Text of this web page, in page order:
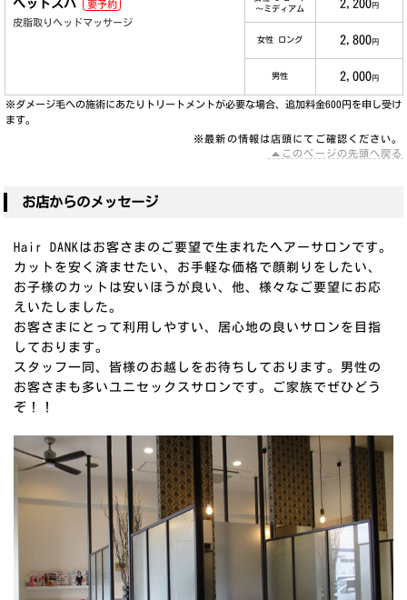
ヘッドスパ 要予約
皮脂取りヘッドマッサージ
～ミディアム
2,200円
女性 ロング 2,800円
男性 2,000円
※ダメージ毛への施術にあたりトリートメントが必要な場合、追加料金600円を申し受け
ます。
※最新の情報は店頭にてご確認ください。
このページの先頭へ戻る
お店からのメッセージ
Hair DANKはお客さまのご要望で生まれたヘアーサロンです。
カットを安く済ませたい、お手軽な価格で顔剃りをしたい、
お子様のカットは安いほうが良い、他、様々なご要望にお応
えいたしました。
お客さまにとって利用しやすい、居心地の良いサロンを目指
しております。
スタッフ一同、皆様のお越しをお待ちしております。男性の
お客さまも多いユニセックスサロンです。ご家族でぜひどう
ぞ！！